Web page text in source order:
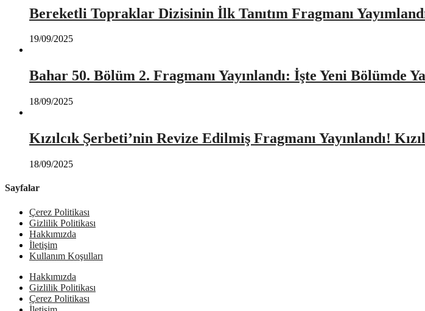
Bereketli Topraklar Dizisinin İlk Tanıtım Fragmanı
19/09/2025
Bahar 50. Bölüm 2. Fragmanı Yayınlandı: İşte Yeni Bölümde
18/09/2025
Kızılcık Şerbeti’nin Revize Edilmiş Fragmanı Yayınlandı!
18/09/2025
Sayfalar
Çerez Politikası
Gizlilik Politikası
Hakkımızda
İletişim
Kullanım Koşulları
Hakkımızda
Gizlilik Politikası
Çerez Politikası